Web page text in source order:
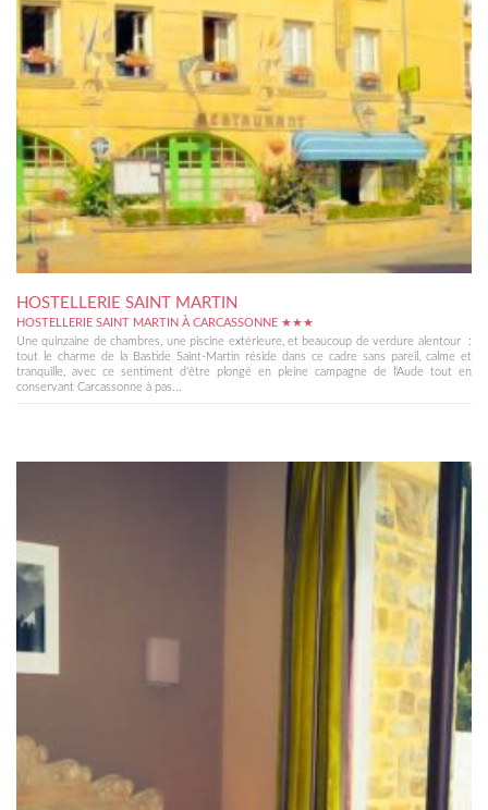
HOSTELLERIE SAINT MARTIN
HOSTELLERIE SAINT MARTIN À CARCASSONNE ★★★
Une quinzaine de chambres, une piscine extérieure, et beaucoup de verdure alentour :
tout le charme de la Bastide Saint-Martin réside dans ce cadre sans pareil, calme et
tranquille, avec ce sentiment d'être plongé en pleine campagne de l'Aude tout en
conservant Carcassonne à pas...